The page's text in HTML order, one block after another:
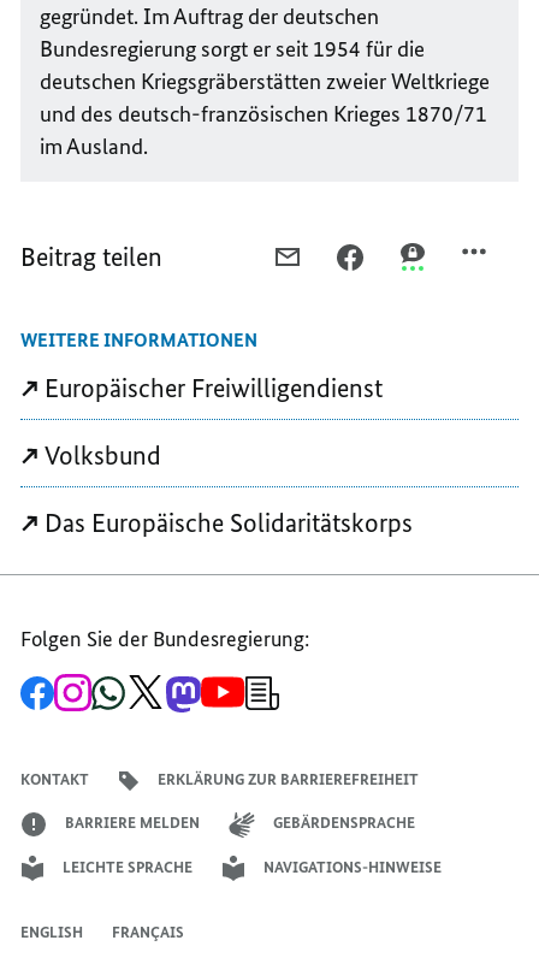
gegründet. Im Auftrag der deutschen
Bundesregierung sorgt er seit 1954 für die
deutschen Kriegsgräberstätten zweier Weltkriege
und des deutsch-französischen Krieges 1870/71
im Ausland.
Beitrag teilen
JUGEND ENGAGIERT
WEITERE INFORMATIONEN
Europäischer Freiwilligendienst
Volksbund
Das Europäische Solidaritätskorps
Folgen Sie der Bundesregierung:
Zur
Facebook-
Zum
Instagram-
Zum
WhatsApp-
Zum
X-
Zum
Mastodon-
Zum
YouTube-Anmeldung
KONTAKT ERKLÄRUNG ZUR BARRIEREFREIHEIT
BARRIERE MELDEN GEBÄRDENSPRACHE
LEICHTE SPRACHE NAVIGATIONS-HINWEISE
ENGLISH FRANÇAIS